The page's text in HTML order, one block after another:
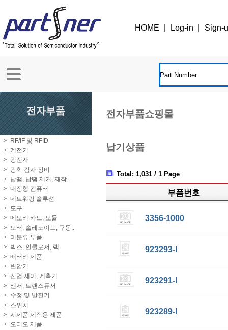
HOME Log-in Sign-
전자부품
RF/IF 및 RFID
계전기
광전자
광학 검사 장비
납땜, 납땜 제거, 재작..
내장형 컴퓨터
네트워킹 솔루션
도구
메모리 카드, 모듈
모터, 솔레노이드, 구동..
미분류 부품
박스, 인클로저, 랙
배터리 제품
변압기
산업 제어, 계측기
센서, 트랜스듀서
수정 및 발진기
스위치
시제품 제작용 제품
오디오 제품
전자부품쇼핑몰
납기상품
Total: 1,031 / 1 Page
부품번호
3356-1000
923293-I
923291-I
923289-I